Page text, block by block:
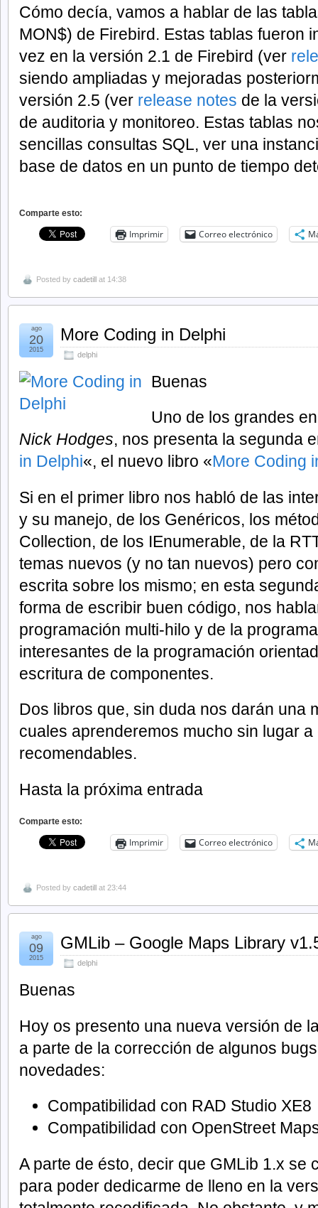
Cómo decía, vamos a hablar de las
MON$) de Firebird. Estas tablas fueron
vez en la versión 2.1 de Firebird (ver
siendo ampliadas y mejoradas
versión 2.5 (ver release notes de la
de auditoria y monitoreo. Estas tablas
sencillas consultas SQL, ver una
base de datos en un punto de tiempo
Comparte esto:
Imprimir Correo electrónico
Posted by cadetill at 14:38
More Coding in Delphi
delphi
ago
20
2015
Buenas
Uno de los grandes
Nick Hodges, nos presenta la segunda
in Delphi«, el nuevo libro «More Coding
Si en el primer libro nos habló de las
y su manejo, de los Genéricos, los
Collection, de los IEnumerable, de la
temas nuevos (y no tan nuevos) pero
escrita sobre los mismo; en esta
forma de escribir buen código, nos
programación multi-hilo y de la
interesantes de la programación
escritura de componentes.
Dos libros que, sin duda nos darán una
cuales aprenderemos mucho sin lugar a
recomendables.
Hasta la próxima entrada
Comparte esto:
Imprimir Correo electrónico
Posted by cadetill at 23:44
GMLib – Google Maps Library
delphi
ago
09
2015
Buenas
Hoy os presento una nueva versión de
a parte de la corrección de algunos
novedades:
Compatibilidad con RAD Studio XE8
Compatibilidad con OpenStreet
A parte de ésto, decir que GMLib 1.x se
para poder dedicarme de lleno en la